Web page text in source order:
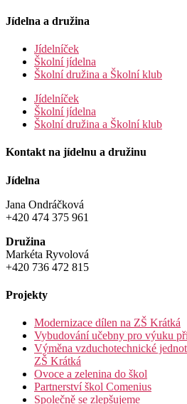
Jídelna a družina
Jídelníček
Školní jídelna
Školní družina a Školní klub
Jídelníček
Školní jídelna
Školní družina a Školní klub
Kontakt na jídelnu a družinu
Jídelna
Jana Ondráčková
+420 474 375 961
Družina
Markéta Ryvolová
+420 736 472 815
Projekty
Modernizace dílen na ZŠ Krátká
Vybudování učebny pro výuku
Výměna vzduchotechnické
ZŠ Krátká
Ovoce a zelenina do škol
Partnerství škol Comenius
Společně se zlepšujeme